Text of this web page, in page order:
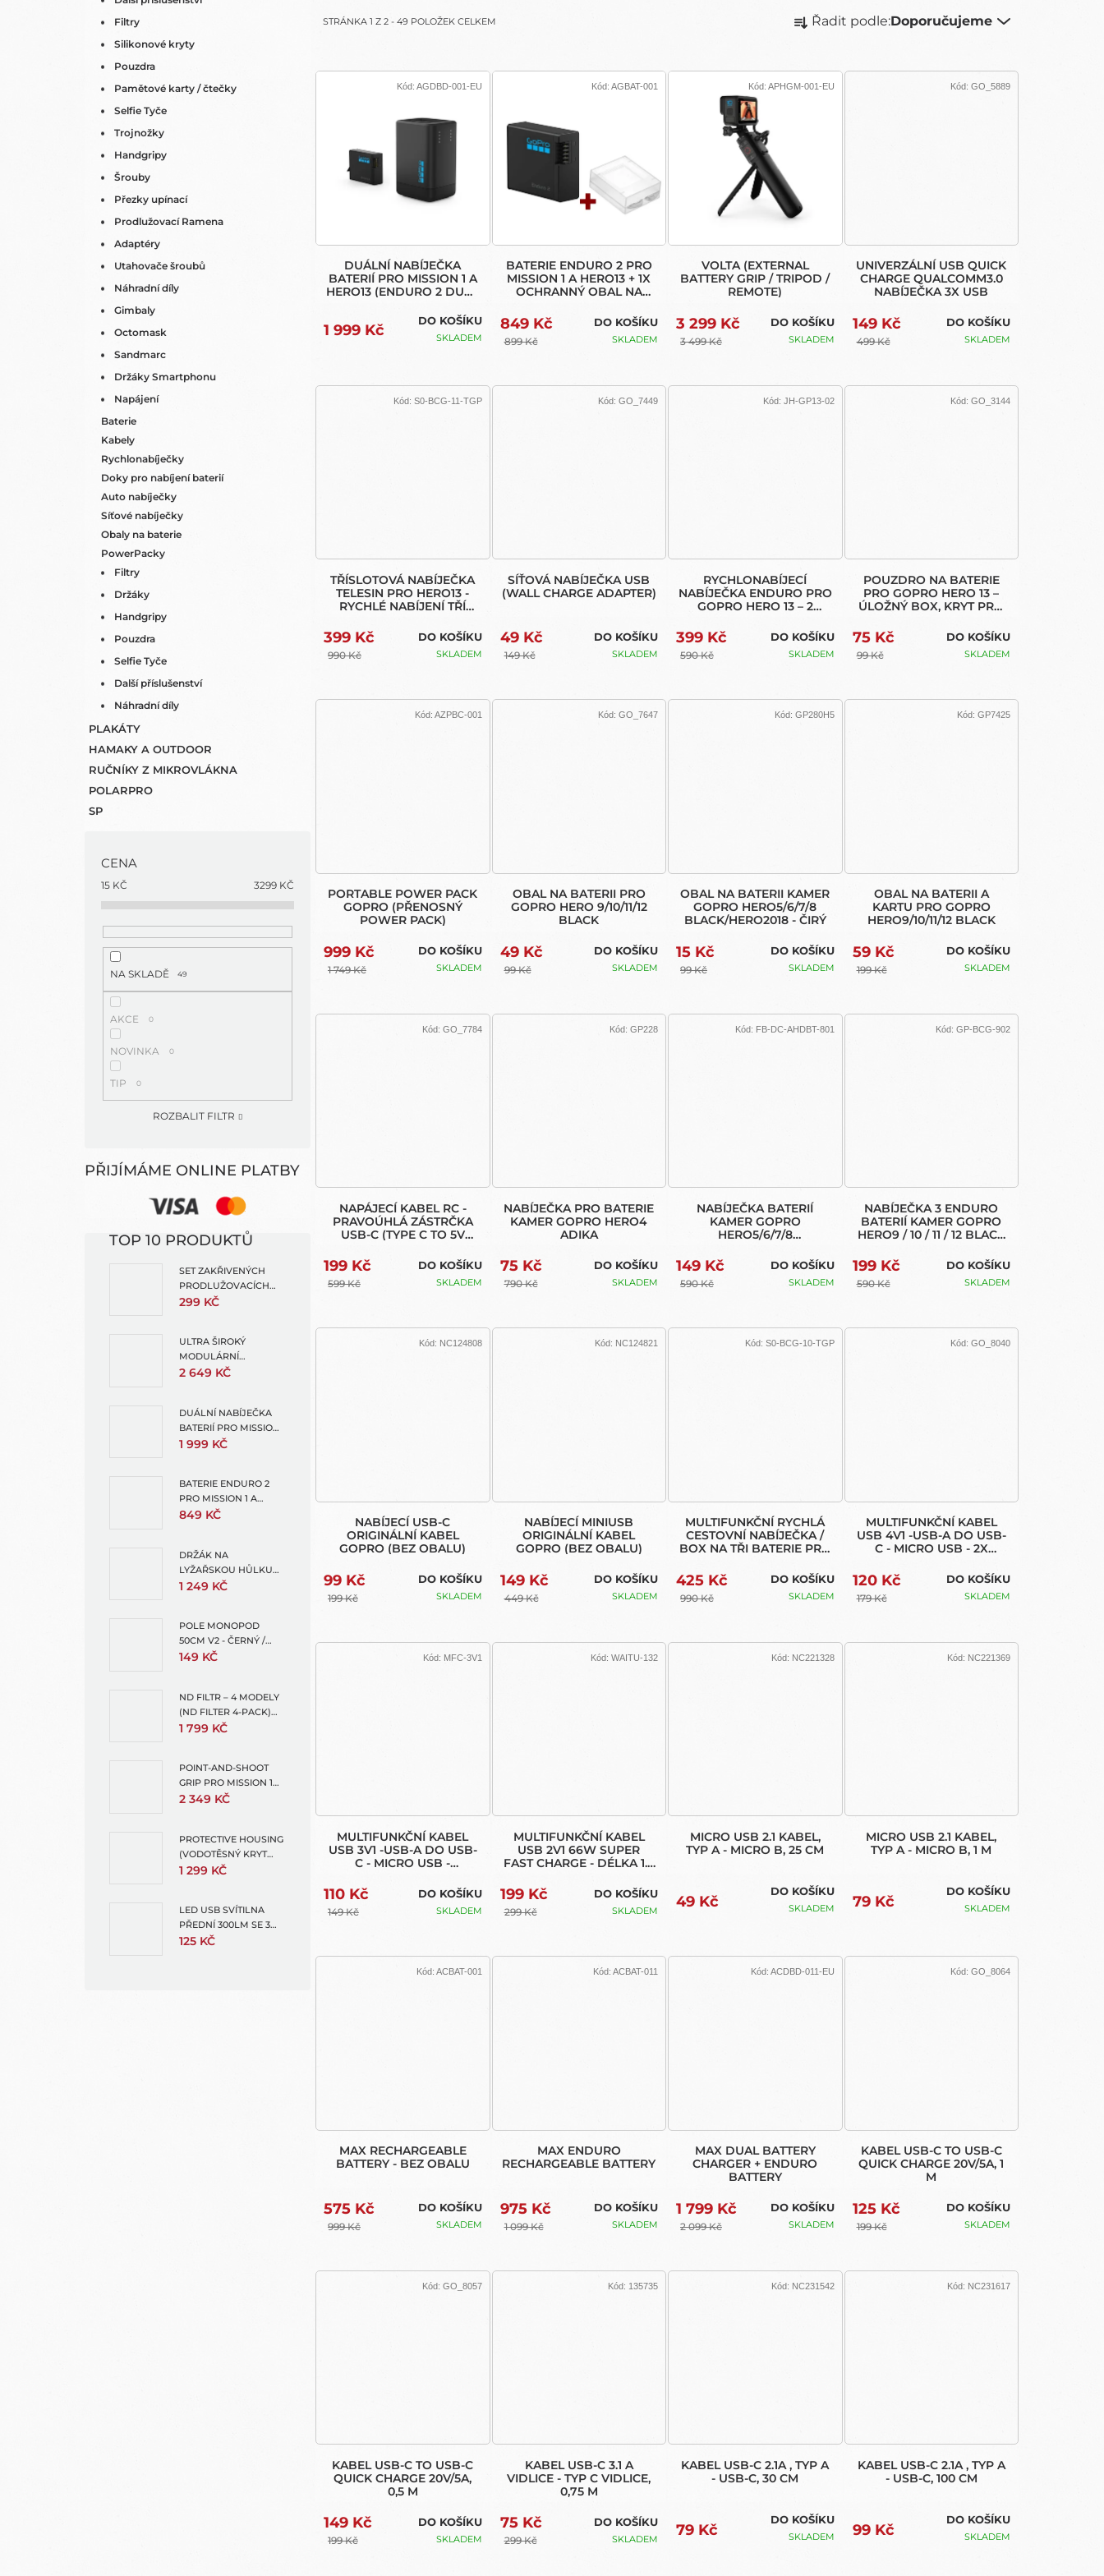
Filtry
Silikonové kryty
Pouzdra
Pamětové karty / čtečky
Selfie Tyče
Trojnožky
Handgripy
Šrouby
Přezky upínací
Prodlužovací Ramena
Adaptéry
Utahovače šroubů
Náhradní díly
Gimbaly
Octomask
Sandmarc
Držáky Smartphonu
Napájení
Baterie
Kabely
Rychlonabíječky
Doky pro nabíjení baterií
Auto nabíječky
Síťové nabíječky
Obaly na baterie
PowerPacky
Filtry
Držáky
Handgripy
Pouzdra
Selfie Tyče
Další příslušenství
Náhradní díly
PLAKÁTY
HAMAKY A OUTDOOR
RUČNÍKY Z MIKROVLÁKNA
POLARPRO
SP
CENA
15 KČ 3299 KČ
NA SKLADĚ 49
AKCE 0
NOVINKA 0
TIP 0
ROZBALIT FILTR
PŘIJÍMÁME ONLINE PLATBY
TOP 10 PRODUKTŮ
SET ZAKŘIVENÝCH
PRODLUŽOVACÍCH
RAMEN
299 KČ
ULTRA ŠIROKÝ
MODULÁRNÍ
OBJEKTIV (ULTRA
2 649 KČ
DUÁLNÍ NABÍJEČKA
BATERIÍ PRO MISSION 1
A HERO13 (ENDURO 2
1 999 KČ
BATERIE ENDURO 2
PRO MISSION 1 A
HERO13 + 1X
849 KČ
DRŽÁK NA
LYŽAŘSKOU HŮLKU
(SKI POLE MOUNT FOR
1 249 KČ
POLE MONOPOD
50CM V2 - ČERNÝ /
MODRÁ PRO GOPRO -
149 KČ
ND FILTR – 4 MODELY
(ND FILTER 4-PACK)
HERO 13
1 799 KČ
POINT-AND-SHOOT
GRIP PRO MISSION 1
(POINT AND SHOOT
2 349 KČ
PROTECTIVE HOUSING
(VODOTĚSNÝ KRYT
PRO MISSION 1 PRO +
1 299 KČ
LED USB SVÍTILNA
PŘEDNÍ 300LM SE 3
SVĚTELNÝMI REŽIMY
125 KČ
DUAL
STRÁNKA 1 Z 2 - 49 POLOŽEK CELKEM
A
N
U
K
Řadit podle:Doporučujeme
V
U
T
Ů
DUÁLNÍ NABÍJEČKA
BATERIÍ PRO MISSION 1 A
HERO13 (ENDURO 2 DUAL
1 999 Kč
DO KOŠÍKU
SKLADEM
Kód: AGDBD-001-EU
BATERIE ENDURO 2 PRO
MISSION 1 A HERO13 + 1X
OCHRANNÝ OBAL NA
849 Kč
899 Kč
DO KOŠÍKU
SKLADEM
Kód: AGBAT-001
VOLTA (EXTERNAL
BATTERY GRIP / TRIPOD /
REMOTE)
3 299 Kč
3 499 Kč
DO KOŠÍKU
SKLADEM
Kód: APHGM-001-EU
UNIVERZÁLNÍ USB QUICK
CHARGE QUALCOMM3.0
NABÍJEČKA 3X USB
149 Kč
499 Kč
DO KOŠÍKU
SKLADEM
Kód: GO_5889
TŘÍSLOTOVÁ NABÍJEČKA
TELESIN PRO HERO13 -
RYCHLÉ NABÍJENÍ TŘÍ
399 Kč
990 Kč
DO KOŠÍKU
SKLADEM
Kód: S0-BCG-11-TGP
SÍŤOVÁ NABÍJEČKA USB
(WALL CHARGE ADAPTER)
49 Kč
149 Kč
DO KOŠÍKU
SKLADEM
Kód: GO_7449
RYCHLONABÍJECÍ
NABÍJEČKA ENDURO PRO
GOPRO HERO 13 – 2
399 Kč
590 Kč
DO KOŠÍKU
SKLADEM
Kód: JH-GP13-02
POUZDRO NA BATERIE
PRO GOPRO HERO 13 –
ÚLOŽNÝ BOX, KRYT PRO
75 Kč
99 Kč
DO KOŠÍKU
SKLADEM
Kód: GO_3144
PORTABLE POWER PACK
GOPRO (PŘENOSNÝ
POWER PACK)
999 Kč
1 749 Kč
DO KOŠÍKU
SKLADEM
Kód: AZPBC-001
OBAL NA BATERII PRO
GOPRO HERO 9/10/11/12
BLACK
49 Kč
99 Kč
DO KOŠÍKU
SKLADEM
Kód: GO_7647
OBAL NA BATERII KAMER
GOPRO HERO5/6/7/8
BLACK/HERO2018 - ČIRÝ
15 Kč
99 Kč
DO KOŠÍKU
SKLADEM
Kód: GP280H5
OBAL NA BATERII A
KARTU PRO GOPRO
HERO9/10/11/12 BLACK
59 Kč
199 Kč
DO KOŠÍKU
SKLADEM
Kód: GP7425
NAPÁJECÍ KABEL RC -
PRAVOÚHLÁ ZÁSTRČKA
USB-C (TYPE C TO 5V
CABLE)
199 Kč
599 Kč
DO KOŠÍKU
SKLADEM
Kód: GO_7784
NABÍJEČKA PRO BATERIE
KAMER GOPRO HERO4
ADIKA
75 Kč
790 Kč
DO KOŠÍKU
SKLADEM
Kód: GP228
NABÍJEČKA BATERIÍ
KAMER GOPRO
HERO5/6/7/8
149 Kč
590 Kč
DO KOŠÍKU
SKLADEM
Kód: FB-DC-AHDBT-801
NABÍJEČKA 3 ENDURO
BATERIÍ KAMER GOPRO
HERO9 / 10 / 11 / 12 BLACK
199 Kč
590 Kč
DO KOŠÍKU
SKLADEM
Kód: GP-BCG-902
NABÍJECÍ USB-C
ORIGINÁLNÍ KABEL
GOPRO (BEZ OBALU)
99 Kč
199 Kč
DO KOŠÍKU
SKLADEM
Kód: NC124808
NABÍJECÍ MINIUSB
ORIGINÁLNÍ KABEL
GOPRO (BEZ OBALU)
149 Kč
449 Kč
DO KOŠÍKU
SKLADEM
Kód: NC124821
MULTIFUNKČNÍ RYCHLÁ
CESTOVNÍ NABÍJEČKA /
BOX NA TŘI BATERIE PRO
425 Kč
990 Kč
DO KOŠÍKU
SKLADEM
Kód: S0-BCG-10-TGP
MULTIFUNKČNÍ KABEL
USB 4V1 -USB-A DO USB-
C - MICRO USB - 2X
120 Kč
179 Kč
DO KOŠÍKU
SKLADEM
Kód: GO_8040
MULTIFUNKČNÍ KABEL
USB 3V1 -USB-A DO USB-
C - MICRO USB -
110 Kč
149 Kč
DO KOŠÍKU
SKLADEM
Kód: MFC-3V1
MULTIFUNKČNÍ KABEL
USB 2V1 66W SUPER
FAST CHARGE - DÉLKA 1.2
199 Kč
299 Kč
DO KOŠÍKU
SKLADEM
Kód: WAITU-132
MICRO USB 2.1 KABEL,
TYP A - MICRO B, 25 CM
49 Kč
DO KOŠÍKU
SKLADEM
Kód: NC221328
MICRO USB 2.1 KABEL,
TYP A - MICRO B, 1 M
79 Kč
DO KOŠÍKU
SKLADEM
Kód: NC221369
MAX RECHARGEABLE
BATTERY - BEZ OBALU
575 Kč
999 Kč
DO KOŠÍKU
SKLADEM
Kód: ACBAT-001
MAX ENDURO
RECHARGEABLE BATTERY
975 Kč
1 099 Kč
DO KOŠÍKU
SKLADEM
Kód: ACBAT-011
MAX DUAL BATTERY
CHARGER + ENDURO
BATTERY
1 799 Kč
2 099 Kč
DO KOŠÍKU
SKLADEM
Kód: ACDBD-011-EU
KABEL USB-C TO USB-C
QUICK CHARGE 20V/5A, 1
M
125 Kč
199 Kč
DO KOŠÍKU
SKLADEM
Kód: GO_8064
KABEL USB-C TO USB-C
QUICK CHARGE 20V/5A,
0,5 M
149 Kč
199 Kč
DO KOŠÍKU
SKLADEM
Kód: GO_8057
KABEL USB-C 3.1 A
VIDLICE - TYP C VIDLICE,
0,75 M
75 Kč
299 Kč
DO KOŠÍKU
SKLADEM
Kód: 135735
KABEL USB-C 2.1A , TYP A
- USB-C, 30 CM
79 Kč
DO KOŠÍKU
SKLADEM
Kód: NC231542
KABEL USB-C 2.1A , TYP A
- USB-C, 100 CM
99 Kč
DO KOŠÍKU
SKLADEM
Kód: NC231617